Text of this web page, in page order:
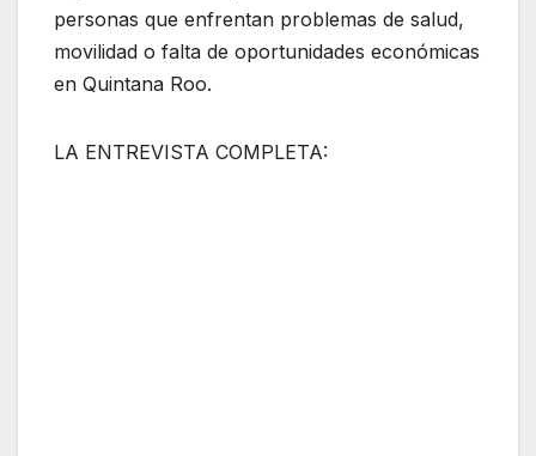
personas que enfrentan problemas de salud,
movilidad o falta de oportunidades económicas
en Quintana Roo.
LA ENTREVISTA COMPLETA: